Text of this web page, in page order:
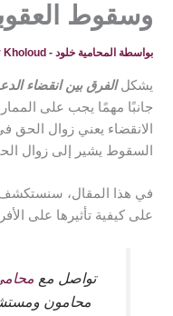
وسقوط
بواسطة المحامية خلود - Lawyer Kholoud
يشكلالفرق بين انقضاء
جانبًا مهمًا يجب على
الانقضاء يعني زوال الحق
السقوط يشير إلى زوال
في هذا المقال، سنستكشف
على كيفية تأثيرها على
تواصل مع
محامون